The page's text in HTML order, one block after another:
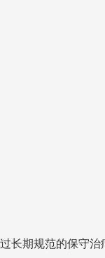
期规范的保守